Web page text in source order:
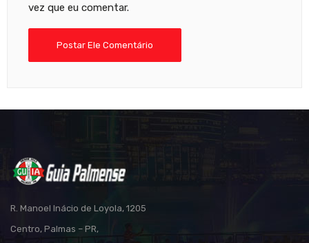
vez que eu comentar.
R. Manoel Inácio de Loyola, 1205
Centro, Palmas – PR,